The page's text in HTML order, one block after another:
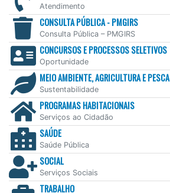
Atendimento
CONSULTA PÚBLICA - PMGIRS
Consulta Pública – PMGIRS
CONCURSOS E PROCESSOS SELETIVOS
Oportunidade
MEIO AMBIENTE, AGRICULTURA E PESCA
Sustentabilidade
PROGRAMAS HABITACIONAIS
Serviços ao Cidadão
SAÚDE
Saúde Pública
SOCIAL
Serviços Sociais
TRABALHO